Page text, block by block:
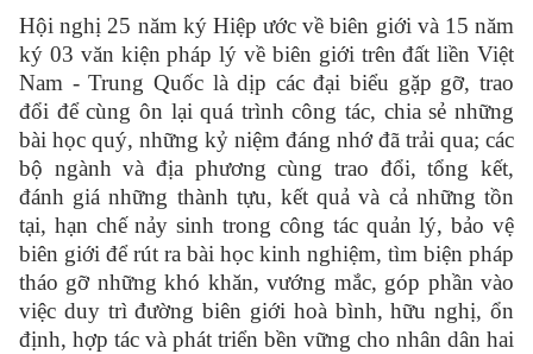
Hội nghị 25 năm ký Hiệp ước về biên giới và 15 năm
ký 03 văn kiện pháp lý về biên giới trên đất liền Việt
Nam - Trung Quốc là dịp các đại biểu gặp gỡ, trao
đổi để cùng ôn lại quá trình công tác, chia sẻ những
bài học quý, những kỷ niệm đáng nhớ đã trải qua; các
bộ ngành và địa phương cùng trao đổi, tổng kết,
đánh giá những thành tựu, kết quả và cả những tồn
tại, hạn chế nảy sinh trong công tác quản lý, bảo vệ
biên giới để rút ra bài học kinh nghiệm, tìm biện pháp
tháo gỡ những khó khăn, vướng mắc, góp phần vào
việc duy trì đường biên giới hoà bình, hữu nghị, ổn
định, hợp tác và phát triển bền vững cho nhân dân hai